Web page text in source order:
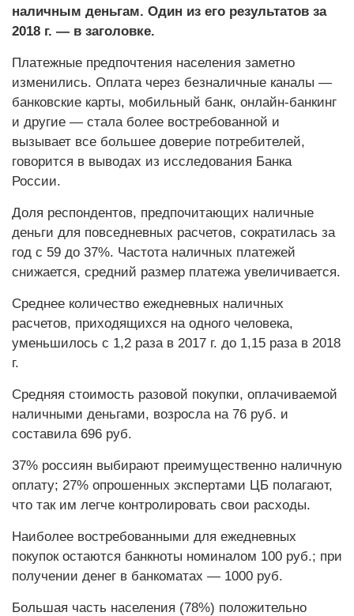
наличным деньгам. Один из его результатов за
2018 г. — в заголовке.
Платежные предпочтения населения заметно
изменились. Оплата через безналичные каналы —
банковские карты, мобильный банк, онлайн-банкинг
и другие — стала более востребованной и
вызывает все большее доверие потребителей,
говорится в выводах из исследования Банка
России.
Доля респондентов, предпочитающих наличные
деньги для повседневных расчетов, сократилась за
год с 59 до 37%. Частота наличных платежей
снижается, средний размер платежа увеличивается.
Среднее количество ежедневных наличных
расчетов, приходящихся на одного человека,
уменьшилось с 1,2 раза в 2017 г. до 1,15 раза в 2018
г.
Средняя стоимость разовой покупки, оплачиваемой
наличными деньгами, возросла на 76 руб. и
составила 696 руб.
37% россиян выбирают преимущественно наличную
оплату; 27% опрошенных экспертами ЦБ полагают,
что так им легче контролировать свои расходы.
Наиболее востребованными для ежедневных
покупок остаются банкноты номиналом 100 руб.; при
получении денег в банкоматах — 1000 руб.
Большая часть населения (78%) положительно